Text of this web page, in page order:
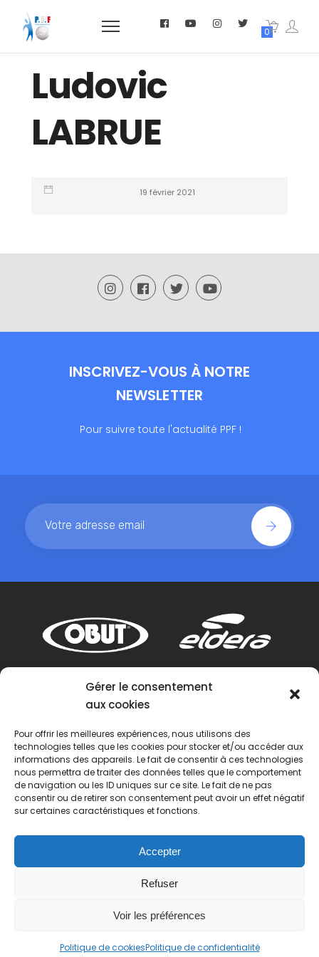
Gérer le consentement
aux cookies
Pour offrir les meilleures expériences, nous utilisons des
technologies telles que les cookies pour stocker et/ou accéder aux
informations des appareils. Le fait de consentir à ces technologies
nous permettra de traiter des données telles que le comportement
de navigation ou les ID uniques sur ce site. Le fait de ne pas
consentir ou de retirer son consentement peut avoir un effet négatif
sur certaines caractéristiques et fonctions.
Accepter
Refuser
Voir les préférences
Politique de cookiesPolitique de confidentialité
0
Ludovic
LABRUE
19 février 2021
INSCRIVEZ-VOUS À NOTRE
NEWSLETTER
Pour suivre toute l'actualité PPF !
réservés.